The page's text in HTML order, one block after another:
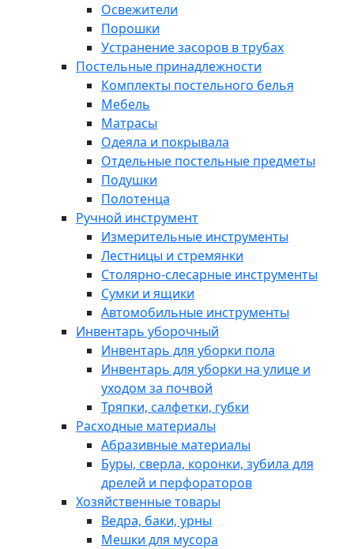
Освежители
Порошки
Устранение засоров в трубах
Постельные принадлежности
Комплекты постельного белья
Мебель
Матрасы
Одеяла и покрывала
Отдельные постельные предметы
Подушки
Полотенца
Ручной инструмент
Измерительные инструменты
Лестницы и стремянки
Столярно-слесарные инструменты
Сумки и ящики
Автомобильные инструменты
Инвентарь уборочный
Инвентарь для уборки пола
Инвентарь для уборки на улице и
уходом за почвой
Тряпки, салфетки, губки
Расходные материалы
Абразивные материалы
Буры, сверла, коронки, зубила для
дрелей и перфораторов
Хозяйственные товары
Ведра, баки, урны
Мешки для мусора